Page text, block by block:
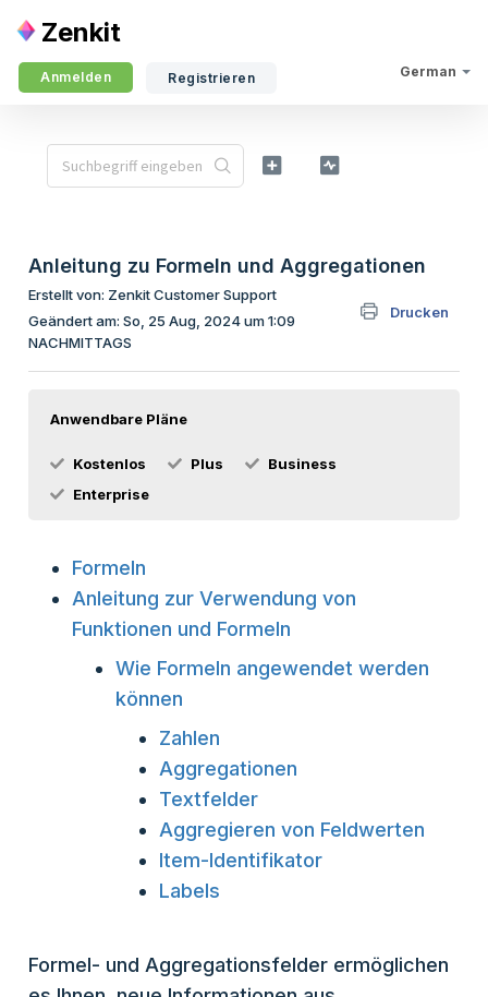
Zenkit
German
Anmelden Registrieren
Anleitung zu Formeln und Aggregationen
Drucken
Erstellt von: Zenkit Customer Support
Geändert am: So, 25 Aug, 2024 um 1:09
NACHMITTAGS
Anwendbare Pläne
Kostenlos Plus
Business
Enterprise
Formeln
Anleitung zur Verwendung von
Funktionen und Formeln
Wie Formeln angewendet werden
können
Zahlen
Aggregationen
Textfelder
Aggregieren von Feldwerten
Item-Identifikator
Labels
Formel- und Aggregationsfelder ermöglichen